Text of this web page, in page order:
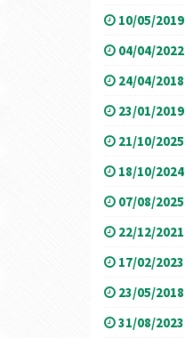
10/05/2019
04/04/2022
24/04/2018
23/01/2019
21/10/2025
18/10/2024
07/08/2025
22/12/2021
17/02/2023
23/05/2018
31/08/2023